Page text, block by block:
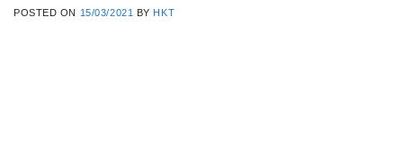
POSTED ON 15/03/2021 BY HKT